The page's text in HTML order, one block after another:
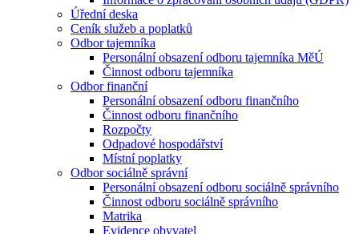
Úřední deska
Ceník služeb a poplatků
Odbor tajemníka
Personální obsazení odboru tajemníka MěÚ
Činnost odboru tajemníka
Odbor finanční
Personální obsazení odboru finančního
Činnost odboru finančního
Rozpočty
Odpadové hospodářství
Místní poplatky
Odbor sociálně správní
Personální obsazení odboru sociálně správního
Činnost odboru sociálně správního
Matrika
Evidence obyvatel